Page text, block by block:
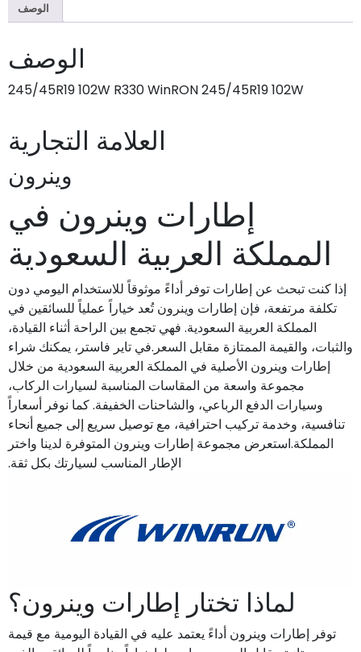
الوصف
الوصف
245/45R19 102W R330 WinRON 245/45R19 102W
العلامة التجارية
وينرون
إطارات وينرون في
المملكة العربية السعودية
إذا كنت تبحث عن إطارات توفر أداءً موثوقاً للاستخدام اليومي دون
تكلفة مرتفعة، فإن إطارات وينرون تُعد خياراً عملياً للسائقين في
المملكة العربية السعودية. فهي تجمع بين الراحة أثناء القيادة،
والثبات، والقيمة الممتازة مقابل السعر.في تاير فاستر، يمكنك شراء
إطارات وينرون الأصلية في المملكة العربية السعودية من خلال
مجموعة واسعة من المقاسات المناسبة لسيارات الركاب،
وسيارات الدفع الرباعي، والشاحنات الخفيفة. كما نوفر أسعاراً
تنافسية، وخدمة تركيب احترافية، مع توصيل سريع إلى جميع أنحاء
المملكة.استعرض مجموعة إطارات وينرون المتوفرة لدينا واختر
الإطار المناسب لسيارتك بكل ثقة.
لماذا تختار إطارات وينرون؟
توفر إطارات وينرون أداءً يعتمد عليه في القيادة اليومية مع قيمة